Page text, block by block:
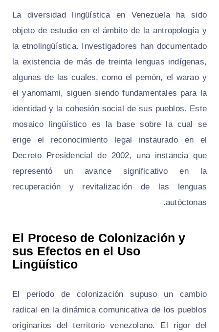
La diversidad lingüística en Venezuela ha sido
objeto de estudio en el ámbito de la antropología y
la etnolingüística. Investigadores han documentado
la existencia de más de treinta lenguas indígenas,
algunas de las cuales, como el pemón, el warao y
el yanomami, siguen siendo fundamentales para la
identidad y la cohesión social de sus pueblos. Este
mosaico lingüístico es la base sobre la cual se
erige el reconocimiento legal instaurado en el
Decreto Presidencial de 2002, una instancia que
representó un avance significativo en la
recuperación y revitalización de las lenguas
autóctonas.
El Proceso de Colonización y
sus Efectos en el Uso
Lingüístico
El periodo de colonización supuso un cambio
radical en la dinámica comunicativa de los pueblos
originarios del territorio venezolano. El rigor del